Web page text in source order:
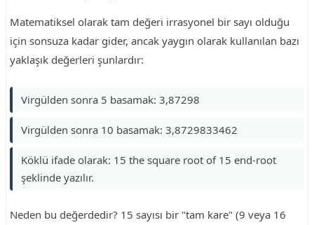
Matematiksel olarak tam değeri irrasyonel bir sayı olduğu
için sonsuza kadar gider, ancak yaygın olarak kullanılan bazı
yaklaşık değerleri şunlardır:
Virgülden sonra 5 basamak: 3,87298
Virgülden sonra 10 basamak: 3,8729833462
Köklü ifade olarak: 15 the square root of 15 end-root
şeklinde yazılır.
Neden bu değerdedir? 15 sayısı bir "tam kare" (9 veya 16